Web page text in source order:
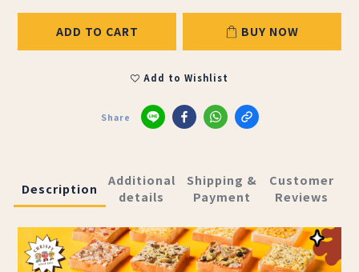
ADD TO CART BUY NOW
Add to Wishlist
Share
Description
Additional
details
Shipping &
Payment
Customer
Reviews